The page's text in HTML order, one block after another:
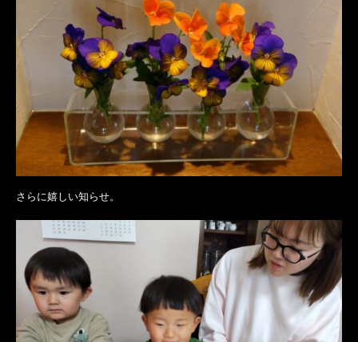
さらに嬉しい知らせ。